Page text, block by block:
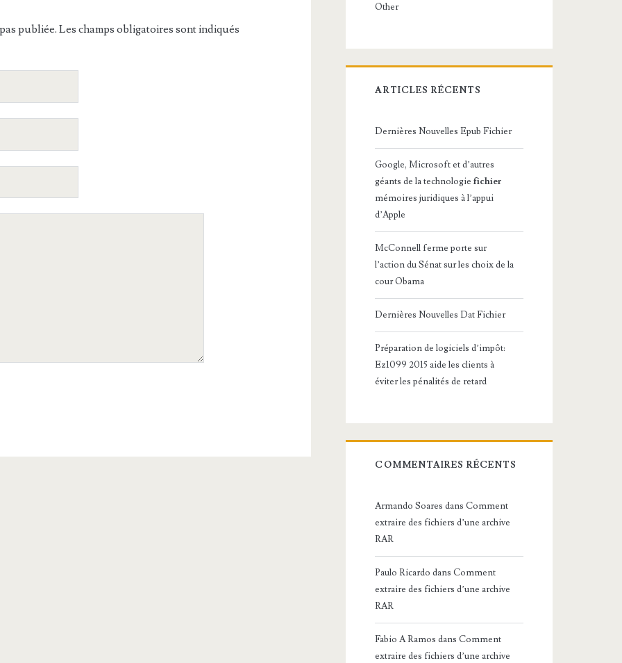
publiée. Les champs obligatoires sont indiqués
Other
ARTICLES RÉCENTS
Dernières Nouvelles Epub Fichier
Google, Microsoft et d’autres
géants de la technologiefichier
mémoires juridiques à l’appui
d’Apple
McConnell ferme porte sur
l’action du Sénat sur les choix de la
cour Obama
Dernières Nouvelles Dat Fichier
Préparation de logiciels d’impôt:
Ez1099 2015 aide les clients à
éviter les pénalités de retard
COMMENTAIRES RÉCENTS
Armando Soares dansComment
extraire des fichiers d’une archive
RAR
Paulo Ricardo dansComment
extraire des fichiers d’une archive
RAR
Fabio A Ramos dansComment
extraire des fichiers d’une archive